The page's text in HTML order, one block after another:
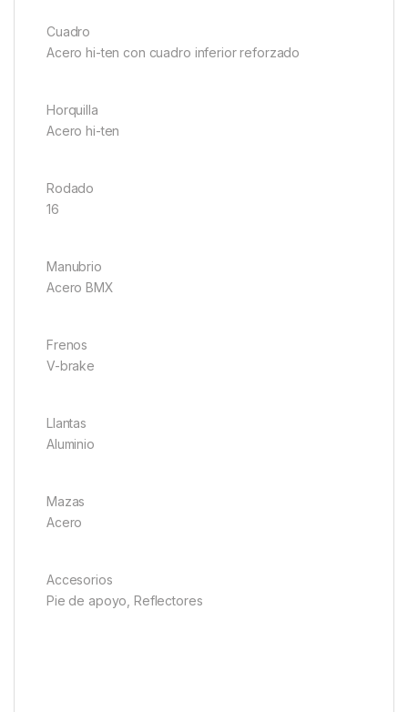
Cuadro
Acero hi-ten con cuadro inferior reforzado
Horquilla
Acero hi-ten
Rodado
16
Manubrio
Acero BMX
Frenos
V-brake
Llantas
Aluminio
Mazas
Acero
Accesorios
Pie de apoyo, Reflectores